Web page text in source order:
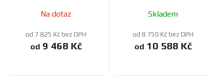
Na dotaz
od 7 825 Kč bez DPH
od 9 468 Kč
Skladem
od 8 750 Kč bez DPH
od 10 588 Kč